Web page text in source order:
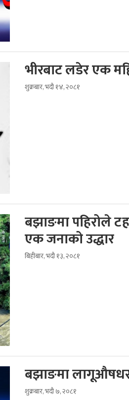
भीरबाट लडेर एक
शुक्रबार, भदौ १४, २०८१
बझाङमा पहिरोले
एक जनाको उद्धार
बिहीबार, भदौ १३, २०८१
बझाङमा
शुक्रबार, भदौ ७, २०८१